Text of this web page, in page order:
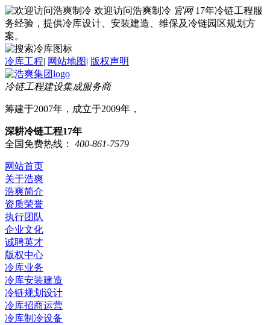
欢迎访问浩爽制冷 官网 17年冷链工程服
务经验，提供冷库设计、安装建造、维保及冷链园区规划方
案。
冷库工程| 网站地图| 版权声明
冷链工程建设集成服务商
筹建于2007年，成立于2009年，
深耕冷链工程17年
全国免费热线：
400-861-7579
网站首页
关于浩爽
浩爽简介
资质荣誉
执行团队
企业文化
诚聘英才
版权中心
冷库业务
冷库安装建造
冷链规划设计
冷库招商运营
冷库制冷设备